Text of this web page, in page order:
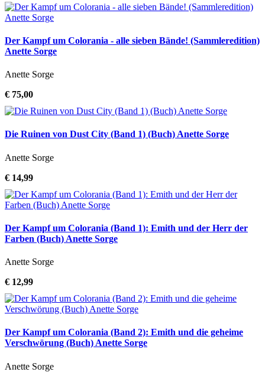
Der Kampf um Colorania - alle sieben Bände! (Sammleredition)
Anette Sorge
Anette Sorge
€ 75,00
Die Ruinen von Dust City (Band 1) (Buch) Anette Sorge
Anette Sorge
€ 14,99
Der Kampf um Colorania (Band 1): Emith und der Herr der
Farben (Buch) Anette Sorge
Anette Sorge
€ 12,99
Der Kampf um Colorania (Band 2): Emith und die geheime
Verschwörung (Buch) Anette Sorge
Anette Sorge